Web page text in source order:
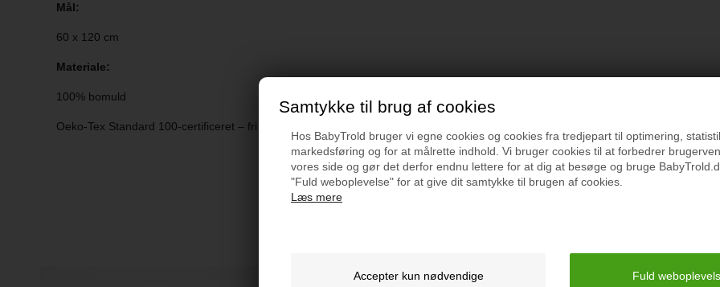
Samtykke til brug af cookies
Hos BabyTrold bruger vi egne cookies og cookies fra tredjepart til optimering,
markedsføring og for at målrette indhold. Vi bruger cookies til at forbedrer
vores side og gør det derfor endnu lettere for at dig at besøge og bruge
"Fuld weboplevelse" for at give dit samtykke til brugen af cookies.
Læs mere
Mål:
60 x 120 cm
Materiale:
100% bomuld
Oeko-Tex Standard 100-certificeret – fri for skadelige stoffer